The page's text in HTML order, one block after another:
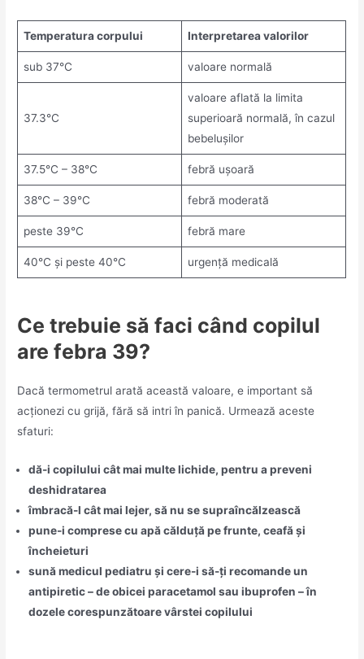
Temperatura corpului Interpretarea valorilor
sub 37°C valoare normală
37.3°C
valoare aflată la limita
superioară normală, în cazul
bebelușilor
37.5°C – 38°C febră ușoară
38°C – 39°C febră moderată
peste 39°C febră mare
40°C și peste 40°C urgență medicală
Ce trebuie să faci când copilul
are febra 39?
Dacă termometrul arată această valoare, e important să
acționezi cu grijă, fără să intri în panică. Urmează aceste
sfaturi:
dă-i copilului cât mai multe lichide, pentru a preveni
deshidratarea
îmbracă-l cât mai lejer, să nu se supraîncălzească
pune-i comprese cu apă călduță pe frunte, ceafă și
încheieturi
sună medicul pediatru și cere-i să-ți recomande un
antipiretic – de obicei paracetamol sau ibuprofen – în
dozele corespunzătoare vârstei copilului